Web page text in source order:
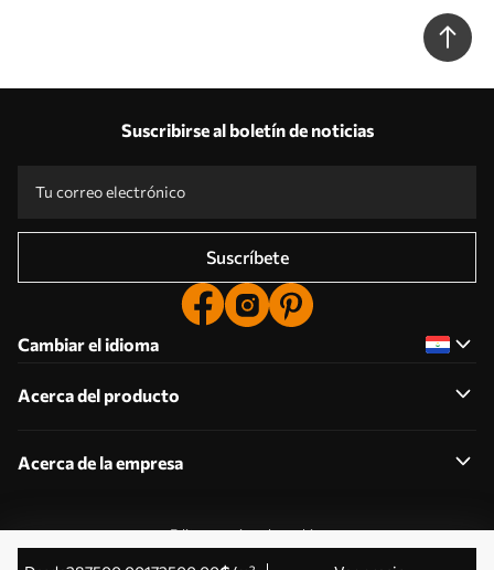
Suscribirse al boletín de noticias
Suscríbete
Cambiar el idioma
Acerca del producto
Acerca de la empresa
Editar permisos de cookies
© 2011-2026 Uwalls . Todos los derechos reservados.